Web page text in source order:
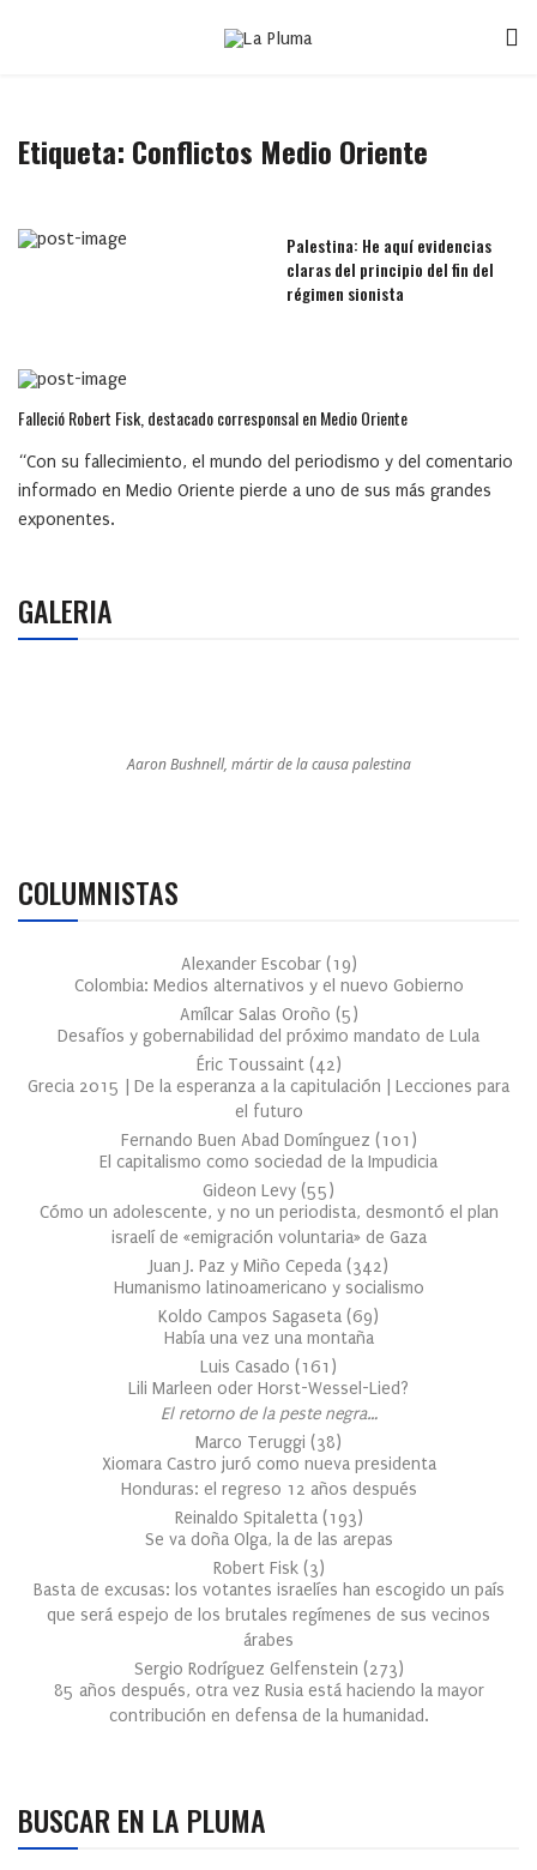
Etiqueta: Conflictos Medio Oriente
Palestina: He aquí evidencias
claras del principio del fin del
régimen sionista
Falleció Robert Fisk, destacado corresponsal en Medio Oriente
“Con su fallecimiento, el mundo del periodismo y del comentario
informado en Medio Oriente pierde a uno de sus más grandes
exponentes.
GALERIA
Aaron Bushnell, mártir de la causa palestina
COLUMNISTAS
Alexander Escobar (19)
Colombia: Medios alternativos y el nuevo Gobierno
Amílcar Salas Oroño (5)
Desafíos y gobernabilidad del próximo mandato de Lula
Éric Toussaint (42)
Grecia 2015 | De la esperanza a la capitulación | Lecciones para
el futuro
Fernando Buen Abad Domínguez (101 )
El capitalismo como sociedad de la Impudicia
Gideon Levy (55)
Cómo un adolescente, y no un periodista, desmontó el plan
israelí de «emigración voluntaria» de Gaza
Juan J. Paz y Miño Cepeda (342)
Humanismo latinoamericano y socialismo
Koldo Campos Sagaseta (69)
Había una vez una montaña
Luis Casado (161 )
Lili Marleen oder Horst-Wessel-Lied?
El retorno de la peste negra…
Marco Teruggi (38)
Xiomara Castro juró como nueva presidenta
Honduras: el regreso 12 años después
Reinaldo Spitaletta (193)
Se va doña Olga, la de las arepas
Robert Fisk (3)
Basta de excusas: los votantes israelíes han escogido un país
que será espejo de los brutales regímenes de sus vecinos
árabes
Sergio Rodríguez Gelfenstein (273)
85 años después, otra vez Rusia está haciendo la mayor
contribución en defensa de la humanidad.
BUSCAR EN LA PLUMA